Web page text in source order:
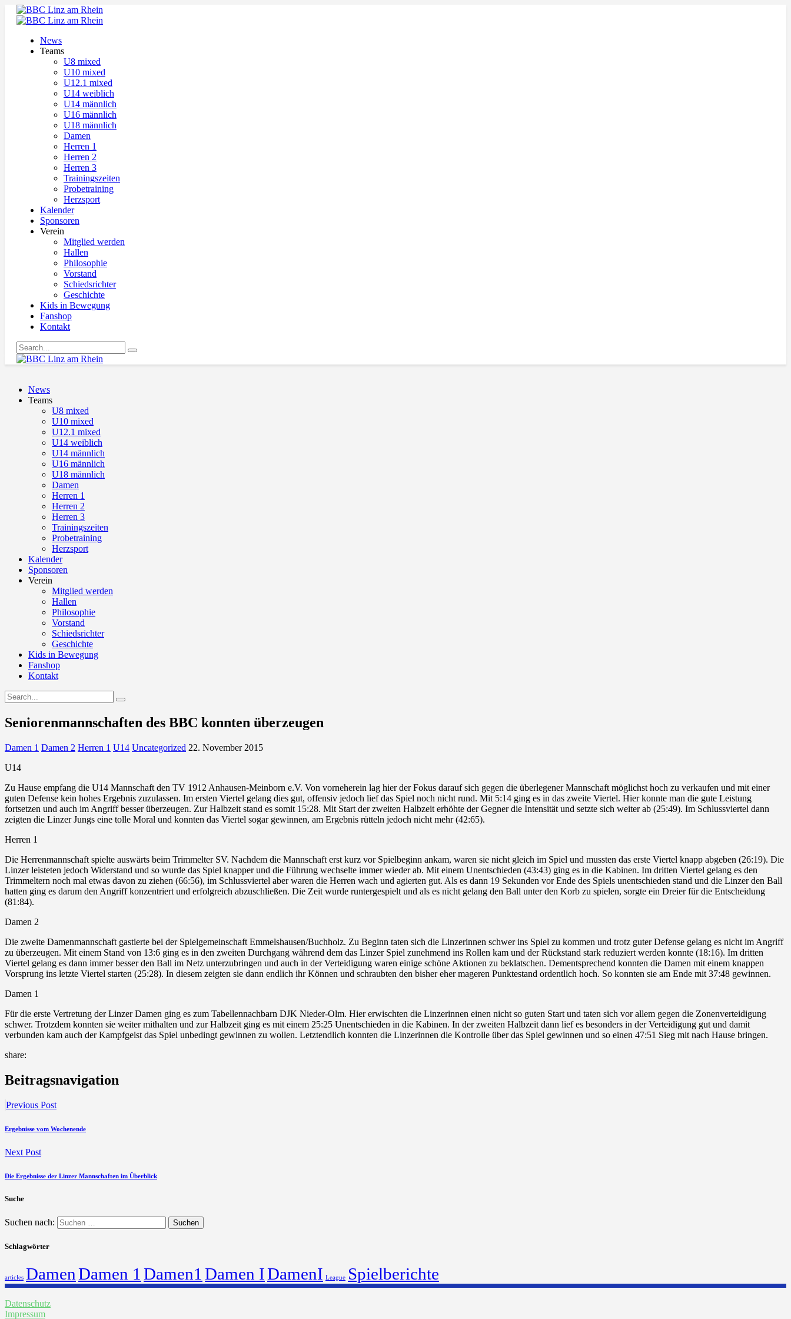
News
Teams
U8 mixed
U10 mixed
U12.1 mixed
U14 weiblich
U14 männlich
U16 männlich
U18 männlich
Damen
Herren 1
Herren 2
Herren 3
Trainingszeiten
Probetraining
Herzsport
Kalender
Sponsoren
Verein
Mitglied werden
Hallen
Philosophie
Vorstand
Schiedsrichter
Geschichte
Kids in Bewegung
Fanshop
Kontakt
News
Teams
U8 mixed
U10 mixed
U12.1 mixed
U14 weiblich
U14 männlich
U16 männlich
U18 männlich
Damen
Herren 1
Herren 2
Herren 3
Trainingszeiten
Probetraining
Herzsport
Kalender
Sponsoren
Verein
Mitglied werden
Hallen
Philosophie
Vorstand
Schiedsrichter
Geschichte
Kids in Bewegung
Fanshop
Kontakt
Seniorenmannschaften des BBC konnten überzeugen
Damen 1 Damen 2 Herren 1 U14 Uncategorized 22. November 2015
U14
Zu Hause empfang die U14 Mannschaft den TV 1912 Anhausen-Meinborn e.V. Von vorneherein lag hier der Fokus darauf sich gegen die überlegener Mannschaft möglichst hoch zu verkaufen und mit einer
guten Defense kein hohes Ergebnis zuzulassen. Im ersten Viertel gelang dies gut, offensiv jedoch lief das Spiel noch nicht rund. Mit 5:14 ging es in das zweite Viertel. Hier konnte man die gute Leistung
fortsetzen und auch im Angriff besser überzeugen. Zur Halbzeit stand es somit 15:28. Mit Start der zweiten Halbzeit erhöhte der Gegner die Intensität und setzte sich weiter ab (25:49). Im Schlussviertel dann
zeigten die Linzer Jungs eine tolle Moral und konnten das Viertel sogar gewinnen, am Ergebnis rütteln jedoch nicht mehr (42:65).
Herren 1
Die Herrenmannschaft spielte auswärts beim Trimmelter SV. Nachdem die Mannschaft erst kurz vor Spielbeginn ankam, waren sie nicht gleich im Spiel und mussten das erste Viertel knapp abgeben (26:19). Die
Linzer leisteten jedoch Widerstand und so wurde das Spiel knapper und die Führung wechselte immer wieder ab. Mit einem Unentschieden (43:43) ging es in die Kabinen. Im dritten Viertel gelang es den
Trimmeltern noch mal etwas davon zu ziehen (66:56), im Schlussviertel aber waren die Herren wach und agierten gut. Als es dann 19 Sekunden vor Ende des Spiels unentschieden stand und die Linzer den Ball
hatten ging es darum den Angriff konzentriert und erfolgreich abzuschließen. Die Zeit wurde runtergespielt und als es nicht gelang den Ball unter den Korb zu spielen, sorgte ein Dreier für die Entscheidung
(81:84).
Damen 2
Die zweite Damenmannschaft gastierte bei der Spielgemeinschaft Emmelshausen/Buchholz. Zu Beginn taten sich die Linzerinnen schwer ins Spiel zu kommen und trotz guter Defense gelang es nicht im Angriff
zu überzeugen. Mit einem Stand von 13:6 ging es in den zweiten Durchgang während dem das Linzer Spiel zunehmend ins Rollen kam und der Rückstand stark reduziert werden konnte (18:16). Im dritten
Viertel gelang es dann immer besser den Ball im Netz unterzubringen und auch in der Verteidigung waren einige schöne Aktionen zu beklatschen. Dementsprechend konnten die Damen mit einem knappen
Vorsprung ins letzte Viertel starten (25:28). In diesem zeigten sie dann endlich ihr Können und schraubten den bisher eher mageren Punktestand ordentlich hoch. So konnten sie am Ende mit 37:48 gewinnen.
Damen 1
Für die erste Vertretung der Linzer Damen ging es zum Tabellennachbarn DJK Nieder-Olm. Hier erwischten die Linzerinnen einen nicht so guten Start und taten sich vor allem gegen die Zonenverteidigung
schwer. Trotzdem konnten sie weiter mithalten und zur Halbzeit ging es mit einem 25:25 Unentschieden in die Kabinen. In der zweiten Halbzeit dann lief es besonders in der Verteidigung gut und damit
verbunden kam auch der Kampfgeist das Spiel unbedingt gewinnen zu wollen. Letztendlich konnten die Linzerinnen die Kontrolle über das Spiel gewinnen und so einen 47:51 Sieg mit nach Hause bringen.
share:
Beitragsnavigation
Previous Post
Ergebnisse vom Wochenende
Next Post
Die Ergebnisse der Linzer Mannschaften im Überblick
Suche
Suchen nach:
Schlagwörter
articles DamenDamen 1 Damen1 Damen IDamenI League Spielberichte
Datenschutz
Impressum